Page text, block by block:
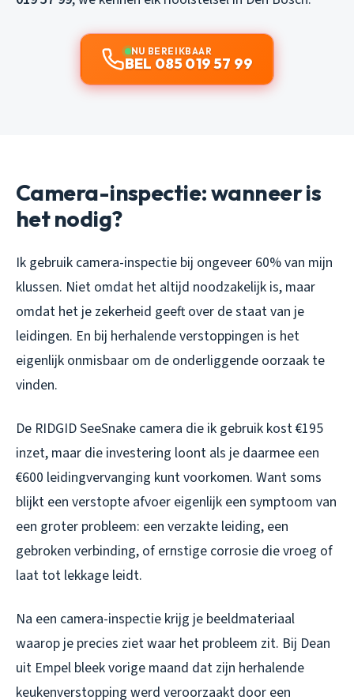
NU BEREIKBAAR
BEL 085 019 57 99
Camera-inspectie: wanneer is
het nodig?
Ik gebruik camera-inspectie bij ongeveer 60% van mijn
klussen. Niet omdat het altijd noodzakelijk is, maar
omdat het je zekerheid geeft over de staat van je
leidingen. En bij herhalende verstoppingen is het
eigenlijk onmisbaar om de onderliggende oorzaak te
vinden.
De RIDGID SeeSnake camera die ik gebruik kost €195
inzet, maar die investering loont als je daarmee een
€600 leidingvervanging kunt voorkomen. Want soms
blijkt een verstopte afvoer eigenlijk een symptoom van
een groter probleem: een verzakte leiding, een
gebroken verbinding, of ernstige corrosie die vroeg of
laat tot lekkage leidt.
Na een camera-inspectie krijg je beeldmateriaal
waarop je precies ziet waar het probleem zit. Bij Dean
uit Empel bleek vorige maand dat zijn herhalende
keukenverstopping werd veroorzaakt door een